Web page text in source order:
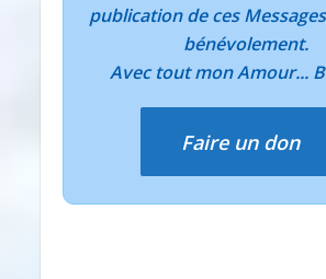
publication de ces
bénévolement.
Avec tout mon Amour...
Faire un don